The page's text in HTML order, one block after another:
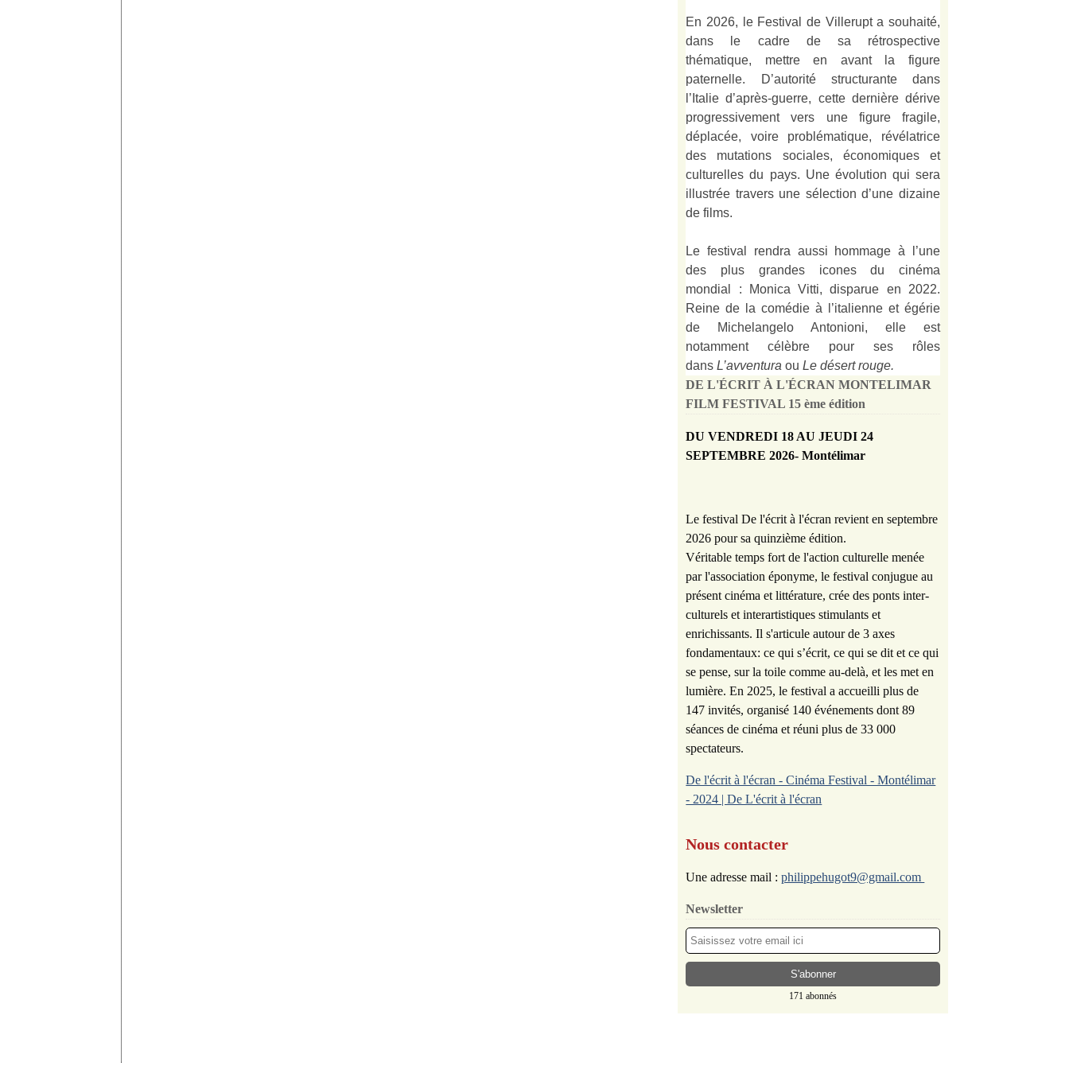
En 2026, le Festival de Villerupt a souhaité,
dans le cadre de sa rétrospective
thématique, mettre en avant la figure
paternelle. D’autorité structurante dans
l’Italie d’après-guerre, cette dernière dérive
progressivement vers une figure fragile,
déplacée, voire problématique, révélatrice
des mutations sociales, économiques et
culturelles du pays. Une évolution qui sera
illustrée travers une sélection d’une dizaine
de films.
Le festival rendra aussi hommage à l’une
des plus grandes icones du cinéma
mondial : Monica Vitti, disparue en 2022.
Reine de la comédie à l’italienne et égérie
de Michelangelo Antonioni, elle est
notamment célèbre pour ses rôles
dans L’avventura ou Le désert rouge.
DE L'ÉCRIT À L'ÉCRAN MONTELIMAR
FILM FESTIVAL 15 ème édition
DU VENDREDI 18 AU JEUDI 24
SEPTEMBRE 2026- Montélimar
Le festival De l'écrit à l'écran revient en septembre
2026 pour sa quinzième édition.
Véritable temps fort de l'action culturelle menée
par l'association éponyme, le festival conjugue au
présent cinéma et littérature, crée des ponts inter-
culturels et interartistiques stimulants et
enrichissants. Il s'articule autour de 3 axes
fondamentaux: ce qui s’écrit, ce qui se dit et ce qui
se pense, sur la toile comme au-delà, et les met en
lumière. En 2025, le festival a accueilli plus de
147 invités, organisé 140 événements dont 89
séances de cinéma et réuni plus de 33 000
spectateurs.
De l'écrit à l'écran - Cinéma Festival - Montélimar
- 2024 | De L'écrit à l'écran
Nous contacter
Une adresse mail :philippehugot9@gmail.com
Newsletter
171 abonnés